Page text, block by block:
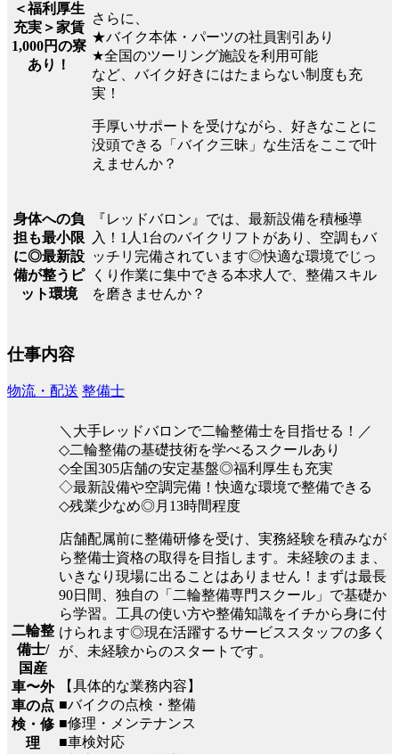
＜福利厚生
充実＞家賃
1,000円の寮
あり！
さらに、
★バイク本体・パーツの社員割引あり
★全国のツーリング施設を利用可能
など、バイク好きにはたまらない制度も充
実！
手厚いサポートを受けながら、好きなことに
没頭できる「バイク三昧」な生活をここで叶
えませんか？
身体への負
担も最小限
に◎最新設
備が整うピ
ット環境
『レッドバロン』では、最新設備を積極導
入！1人1台のバイクリフトがあり、空調もバ
ッチリ完備されています◎快適な環境でじっ
くり作業に集中できる本求人で、整備スキル
を磨きませんか？
仕事内容
物流・配送 整備士
二輪整
備士/
国産
車〜外
車の点
検・修
理
＼大手レッドバロンで二輪整備士を目指せる！／
◇二輪整備の基礎技術を学べるスクールあり
◇全国305店舗の安定基盤◎福利厚生も充実
◇最新設備や空調完備！快適な環境で整備できる
◇残業少なめ◎月13時間程度
店舗配属前に整備研修を受け、実務経験を積みなが
ら整備士資格の取得を目指します。未経験のまま、
いきなり現場に出ることはありません！まずは最長
90日間、独自の「二輪整備専門スクール」で基礎か
ら学習。工具の使い方や整備知識をイチから身に付
けられます◎現在活躍するサービススタッフの多く
が、未経験からのスタートです。
【具体的な業務内容】
■バイクの点検・整備
■修理・メンテナンス
■車検対応